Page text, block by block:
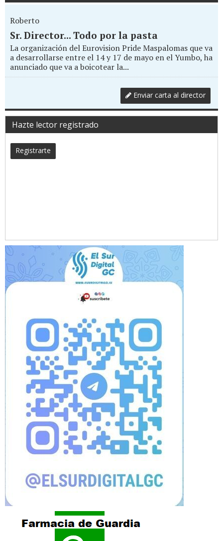
Roberto
Sr. Director... Todo por la pasta
La organización del Eurovision Pride Maspalomas que va
a desarrollarse entre el 14 y 17 de mayo en el Yumbo, ha
anunciado que va a boicotear la...
Enviar carta al director
Hazte lector registrado
Registrarte